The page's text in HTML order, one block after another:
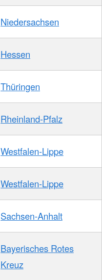
Niedersachsen
Hessen
Thüringen
Rheinland-Pfalz
Westfalen-Lippe
Westfalen-Lippe
Sachsen-Anhalt
Bayerisches Rotes
Kreuz